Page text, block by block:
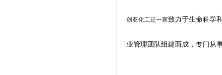
创亚化工是一家致力于生命科学
业管理团队组建而成，专门从